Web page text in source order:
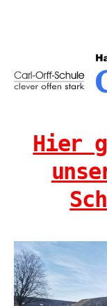
Hier